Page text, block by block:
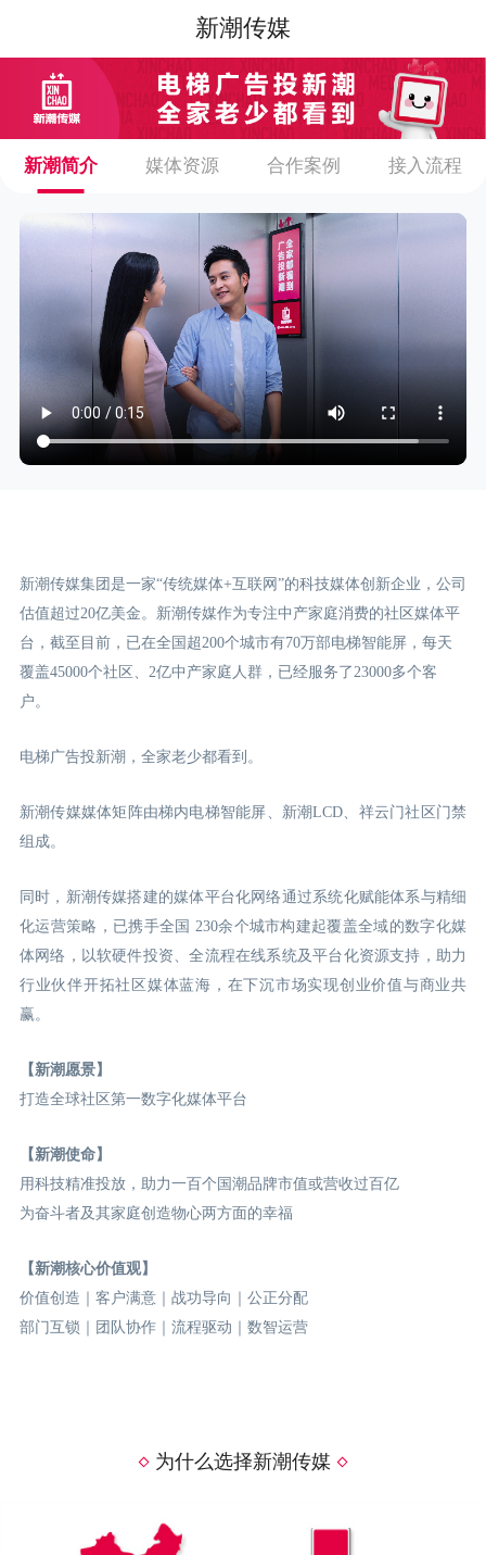
新潮传媒
新潮简介 媒体资源 合作案例 接入流程
新潮传媒集团是一家“传统媒体+互联网”的科技媒体创新企业，公司
估值超过20亿美金。新潮传媒作为专注中产家庭消费的社区媒体平
台，截至目前，已在全国超200个城市有70万部电梯智能屏，每天
覆盖45000个社区、2亿中产家庭人群，已经服务了23000多个客
户。
电梯广告投新潮，全家老少都看到。
新潮传媒媒体矩阵由梯内电梯智能屏、新潮LCD、祥云门社区门禁
组成。
同时，新潮传媒搭建的媒体平台化网络通过系统化赋能体系与精细
化运营策略，已携手全国 230余个城市构建起覆盖全域的数字化媒
体网络，以软硬件投资、全流程在线系统及平台化资源支持，助力
行业伙伴开拓社区媒体蓝海，在下沉市场实现创业价值与商业共
赢。
【新潮愿景】
打造全球社区第一数字化媒体平台
【新潮使命】
用科技精准投放，助力一百个国潮品牌市值或营收过百亿
为奋斗者及其家庭创造物心两方面的幸福
【新潮核心价值观】
价值创造｜客户满意｜战功导向｜公正分配
部门互锁｜团队协作｜流程驱动｜数智运营
为什么选择新潮传媒